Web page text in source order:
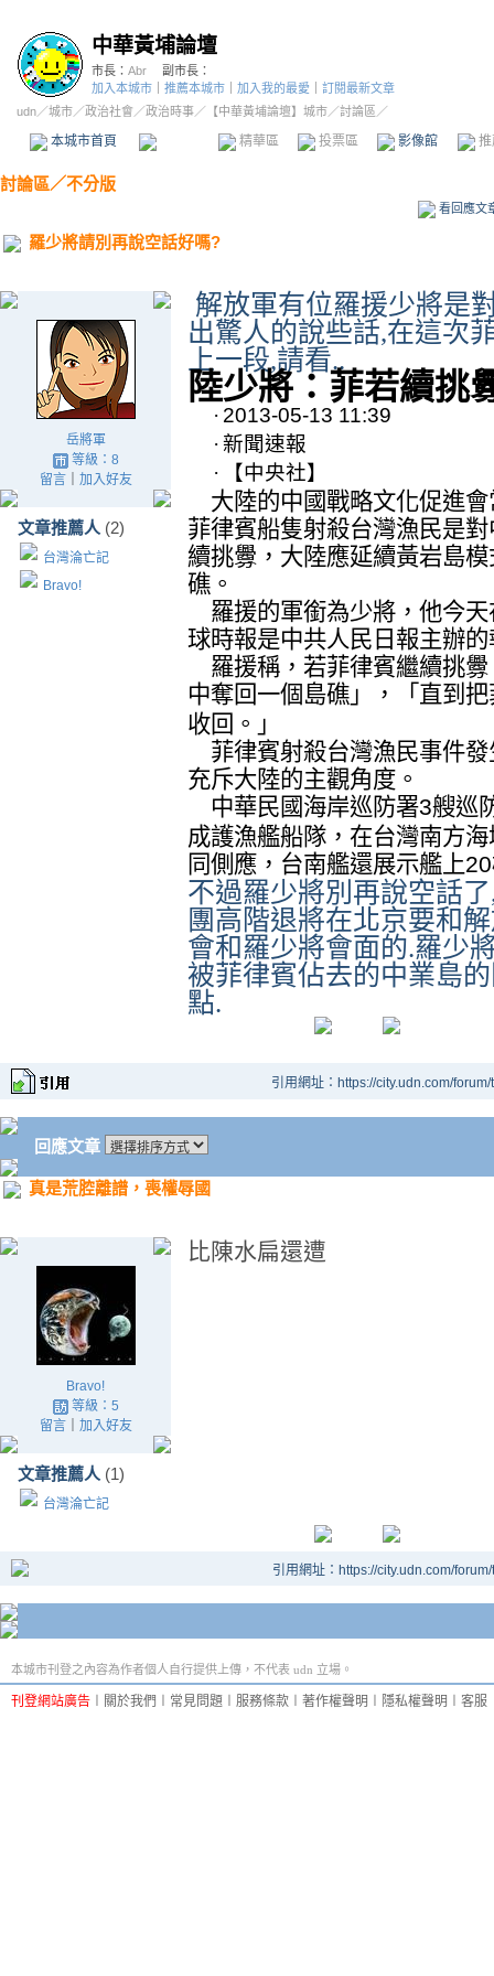
中華黃埔論壇
市長： Abr
副市長：
加入本城市
推薦本城市 加入我的最愛
訂閱最新文章
udn／城市／政治社會 ／政治時事／ 【中華黃埔論壇】城市／討論區／
本城市首頁 精華區 投票區 影像館
討論區／不分版
看回應文
羅少將請別再說空話好嗎?
岳將軍
等級：8
留言｜ 加入好友
文章推薦人 (2)
台灣淪亡記
Bravo!
解放軍有位羅援少將是
出驚人的說些話,在這次
上一段,請看..
陸少將：菲若續挑
· 2013-05-13 11:39
·新聞速報
· 【中央社】
大陸的中國戰略文化促進
菲律賓船隻射殺台灣漁民是
續挑釁，大陸應延續黃岩島
礁。
羅援的軍銜為少將，他今
球時報是中共人民日報主辦
羅援稱，若菲律賓繼續挑
中奪回一個島礁」，「直到
收回。」
菲律賓射殺台灣漁民事件
充斥大陸的主觀角度。
中華民國海岸巡防署3艘巡
成護漁艦船隊，在台灣南方
同側應，台南艦還展示艦上20
不過羅少將別再說空話了
團高階退將在北京要和
會和羅少將會面的.羅少
被菲律賓佔去的中業島
點.
引用網址：https://city.udn.com/
回應文章
真是荒腔離譜，喪權辱國
Bravo!
等級：5
留言｜ 加入好友
文章推薦人 (1)
台灣淪亡記
比陳水扁還遭
引用網址：https://city.udn.com/
本城市刊登之內容為作者個人自行提供上傳，不代表 udn 立場。
刊登網站廣告 關於我們 常見問題 服務條款 著作權聲明 隱私權聲明 客服